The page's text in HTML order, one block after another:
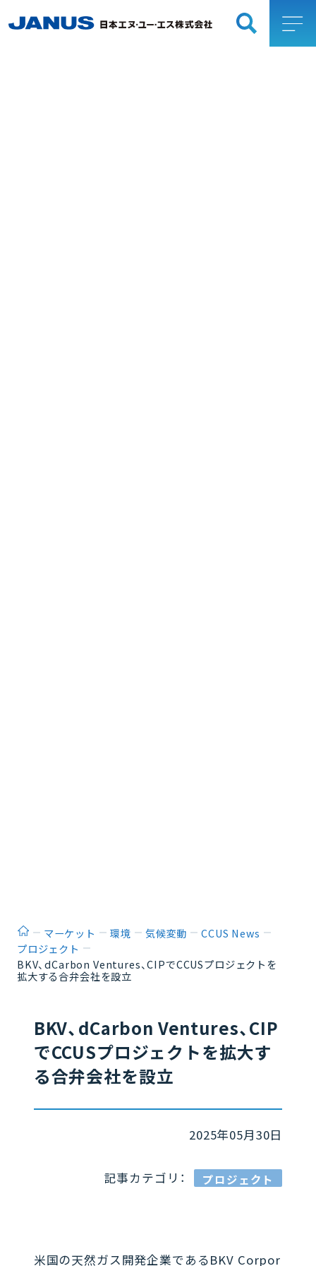
ホームマーケット 環境 気候変動
CCUS News
プロジェクト
BKV、dCarbon Ventures、CIPでCCUSプロジェクトを
拡大する合弁会社を設立
BKV、dCarbon Ventures、CIP
でCCUSプロジェクトを拡大す
る合弁会社を設立
2025年05月30日
記事カテゴリ： プロジェクト
米国の天然ガス開発企業であるBKV Corpor